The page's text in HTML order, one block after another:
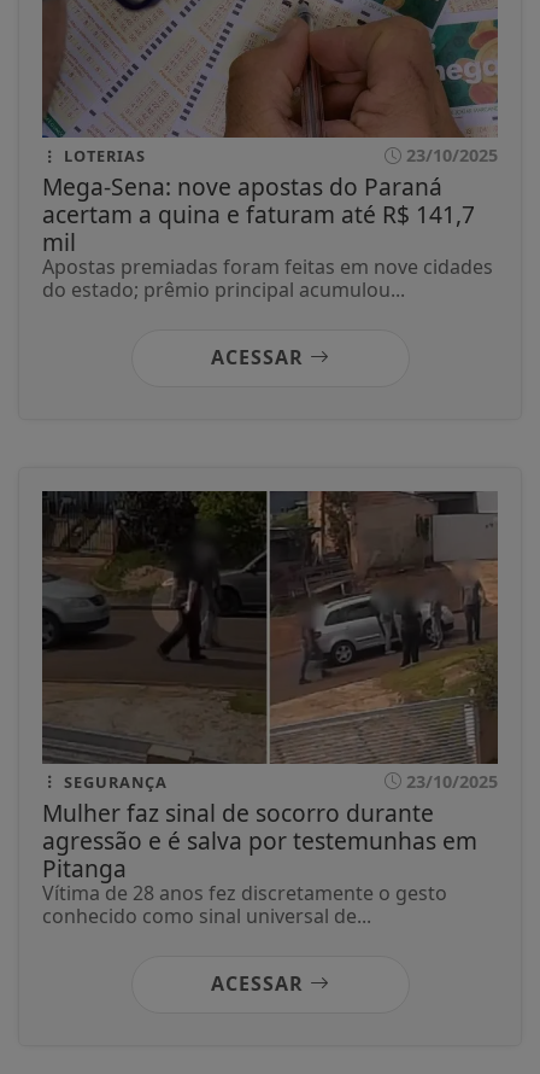
LOTERIAS 23/10/2025
Mega-Sena: nove apostas do Paraná
acertam a quina e faturam até R$ 141,7
mil
Apostas premiadas foram feitas em nove cidades
do estado; prêmio principal acumulou...
ACESSAR
SEGURANÇA 23/10/2025
Mulher faz sinal de socorro durante
agressão e é salva por testemunhas em
Pitanga
Vítima de 28 anos fez discretamente o gesto
conhecido como sinal universal de...
ACESSAR